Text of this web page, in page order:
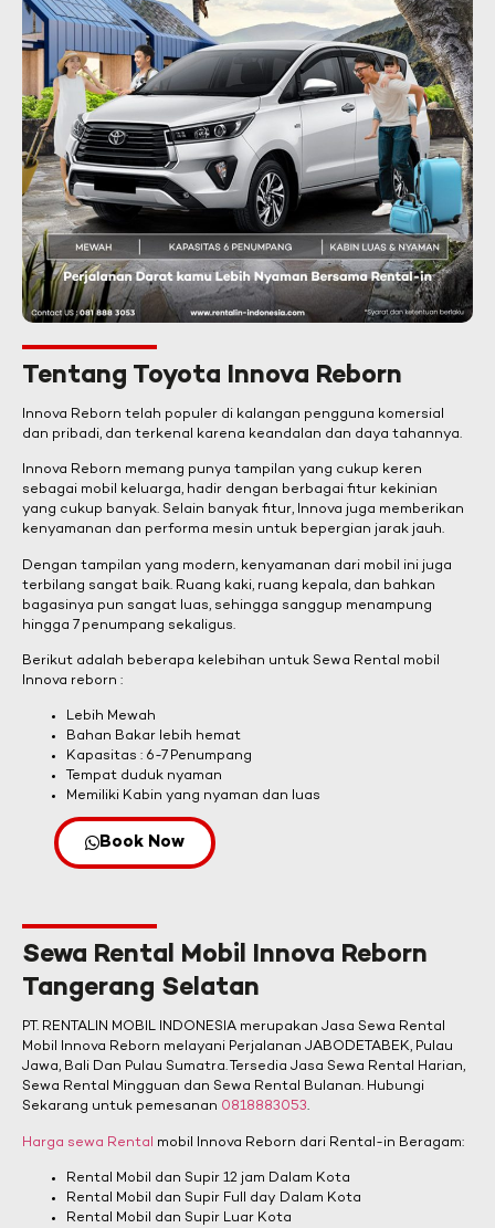
Tentang Toyota Innova Reborn
Innova Reborn telah populer di kalangan pengguna komersial
dan pribadi, dan terkenal karena keandalan dan daya tahannya.
Innova Reborn memang punya tampilan yang cukup keren
sebagai mobil keluarga, hadir dengan berbagai fitur kekinian
yang cukup banyak. Selain banyak fitur, Innova juga memberikan
kenyamanan dan performa mesin untuk bepergian jarak jauh.
Dengan tampilan yang modern, kenyamanan dari mobil ini juga
terbilang sangat baik. Ruang kaki, ruang kepala, dan bahkan
bagasinya pun sangat luas, sehingga sanggup menampung
hingga 7 penumpang sekaligus.
Berikut adalah beberapa kelebihan untuk Sewa Rental mobil
Innova reborn :
Lebih Mewah
Bahan Bakar lebih hemat
Kapasitas : 6-7 Penumpang
Tempat duduk nyaman
Memiliki Kabin yang nyaman dan luas
Book Now
Sewa Rental Mobil Innova Reborn
Tangerang Selatan
PT. RENTALIN MOBIL INDONESIA merupakan Jasa Sewa Rental
Mobil Innova Reborn melayani Perjalanan JABODETABEK, Pulau
Jawa, Bali Dan Pulau Sumatra. Tersedia Jasa Sewa Rental Harian,
Sewa Rental Mingguan dan Sewa Rental Bulanan. Hubungi
Sekarang untuk pemesanan 0818883053.
Harga sewa Rental mobil Innova Reborn dari Rental-in Beragam:
Rental Mobil dan Supir 12 jam Dalam Kota
Rental Mobil dan Supir Full day Dalam Kota
Rental Mobil dan Supir Luar Kota